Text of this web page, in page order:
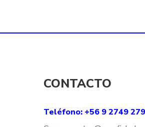
CONTACTO
Teléfono: +56 9 2749